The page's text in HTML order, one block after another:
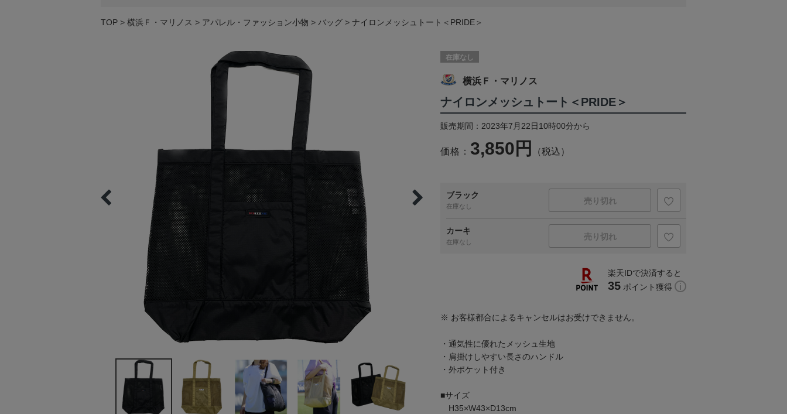
TOP 横浜Ｆ・マリノス アパレル・ファッション小物 バッグ ナイロンメッシュトート＜PRIDE＞
在庫なし
横浜Ｆ・マリノス
ナイロンメッシュトート＜PRIDE＞
販売期間：2023年7月22日10時00分から
価格： 3,850円 （税込）
ブラック
在庫なし
売り切れ
カーキ
在庫なし
売り切れ
楽天IDで決済すると
35 ポイント獲得
※ お客様都合によるキャンセルはお受けできません。
・通気性に優れたメッシュ生地
・肩掛けしやすい長さのハンドル
・外ポケット付き
■サイズ
H35×W43×D13cm